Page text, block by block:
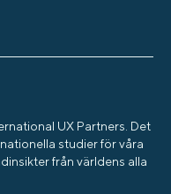
UX Partners. Det
studier för våra
från världens alla